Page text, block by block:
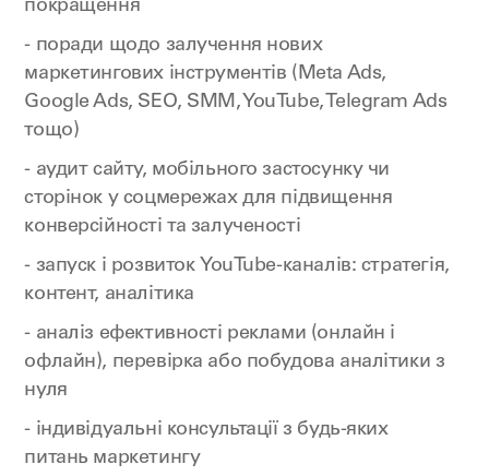
покращення
- поради щодо залучення нових
маркетингових інструментів (Meta Ads,
Google Ads, SEO, SMM, YouTube, Telegram Ads
тощо)
- аудит сайту, мобільного застосунку чи
сторінок у соцмережах для підвищення
конверсійності та залученості
- запуск і розвиток YouTube-каналів: стратегія,
контент, аналітика
- аналіз ефективності реклами (онлайн і
офлайн), перевірка або побудова аналітики з
нуля
- індивідуальні консультації з будь-яких
питань маркетингу